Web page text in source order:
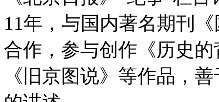
11年，与国内著名期刊
合作，参与创作《历史
《旧京图说》等作品，